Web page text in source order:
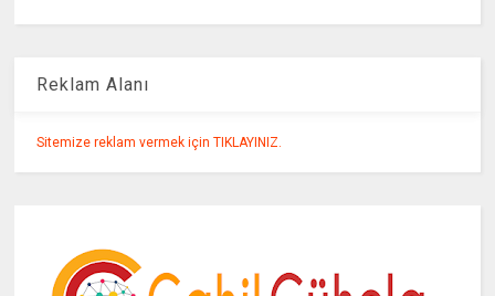
Reklam Alanı
Sitemize reklam vermek için TIKLAYINIZ.